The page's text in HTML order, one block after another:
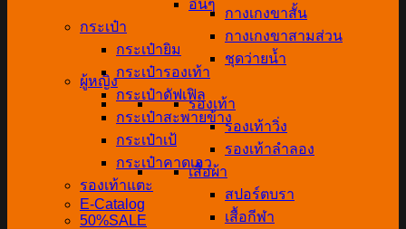
กางเกงขาสั้น
กางเกงขาสามส่วน
ชุดว่ายน้ำ
ผู้หญิง
รองเท้า
รองเท้าวิ่ง
รองเท้าลำลอง
เสื้อผ้า
สปอร์ตบรา
เสื้อกีฬา
อื่นๆ
กระเป๋า
กระเป๋ายิม
กระเป๋ารองเท้า
กระเป๋าดัฟเฟิล
กระเป๋าสะพายข้าง
กระเป๋าเป้
กระเป๋าคาดเอว
รองเท้าแตะ
E-Catalog
50%SALE